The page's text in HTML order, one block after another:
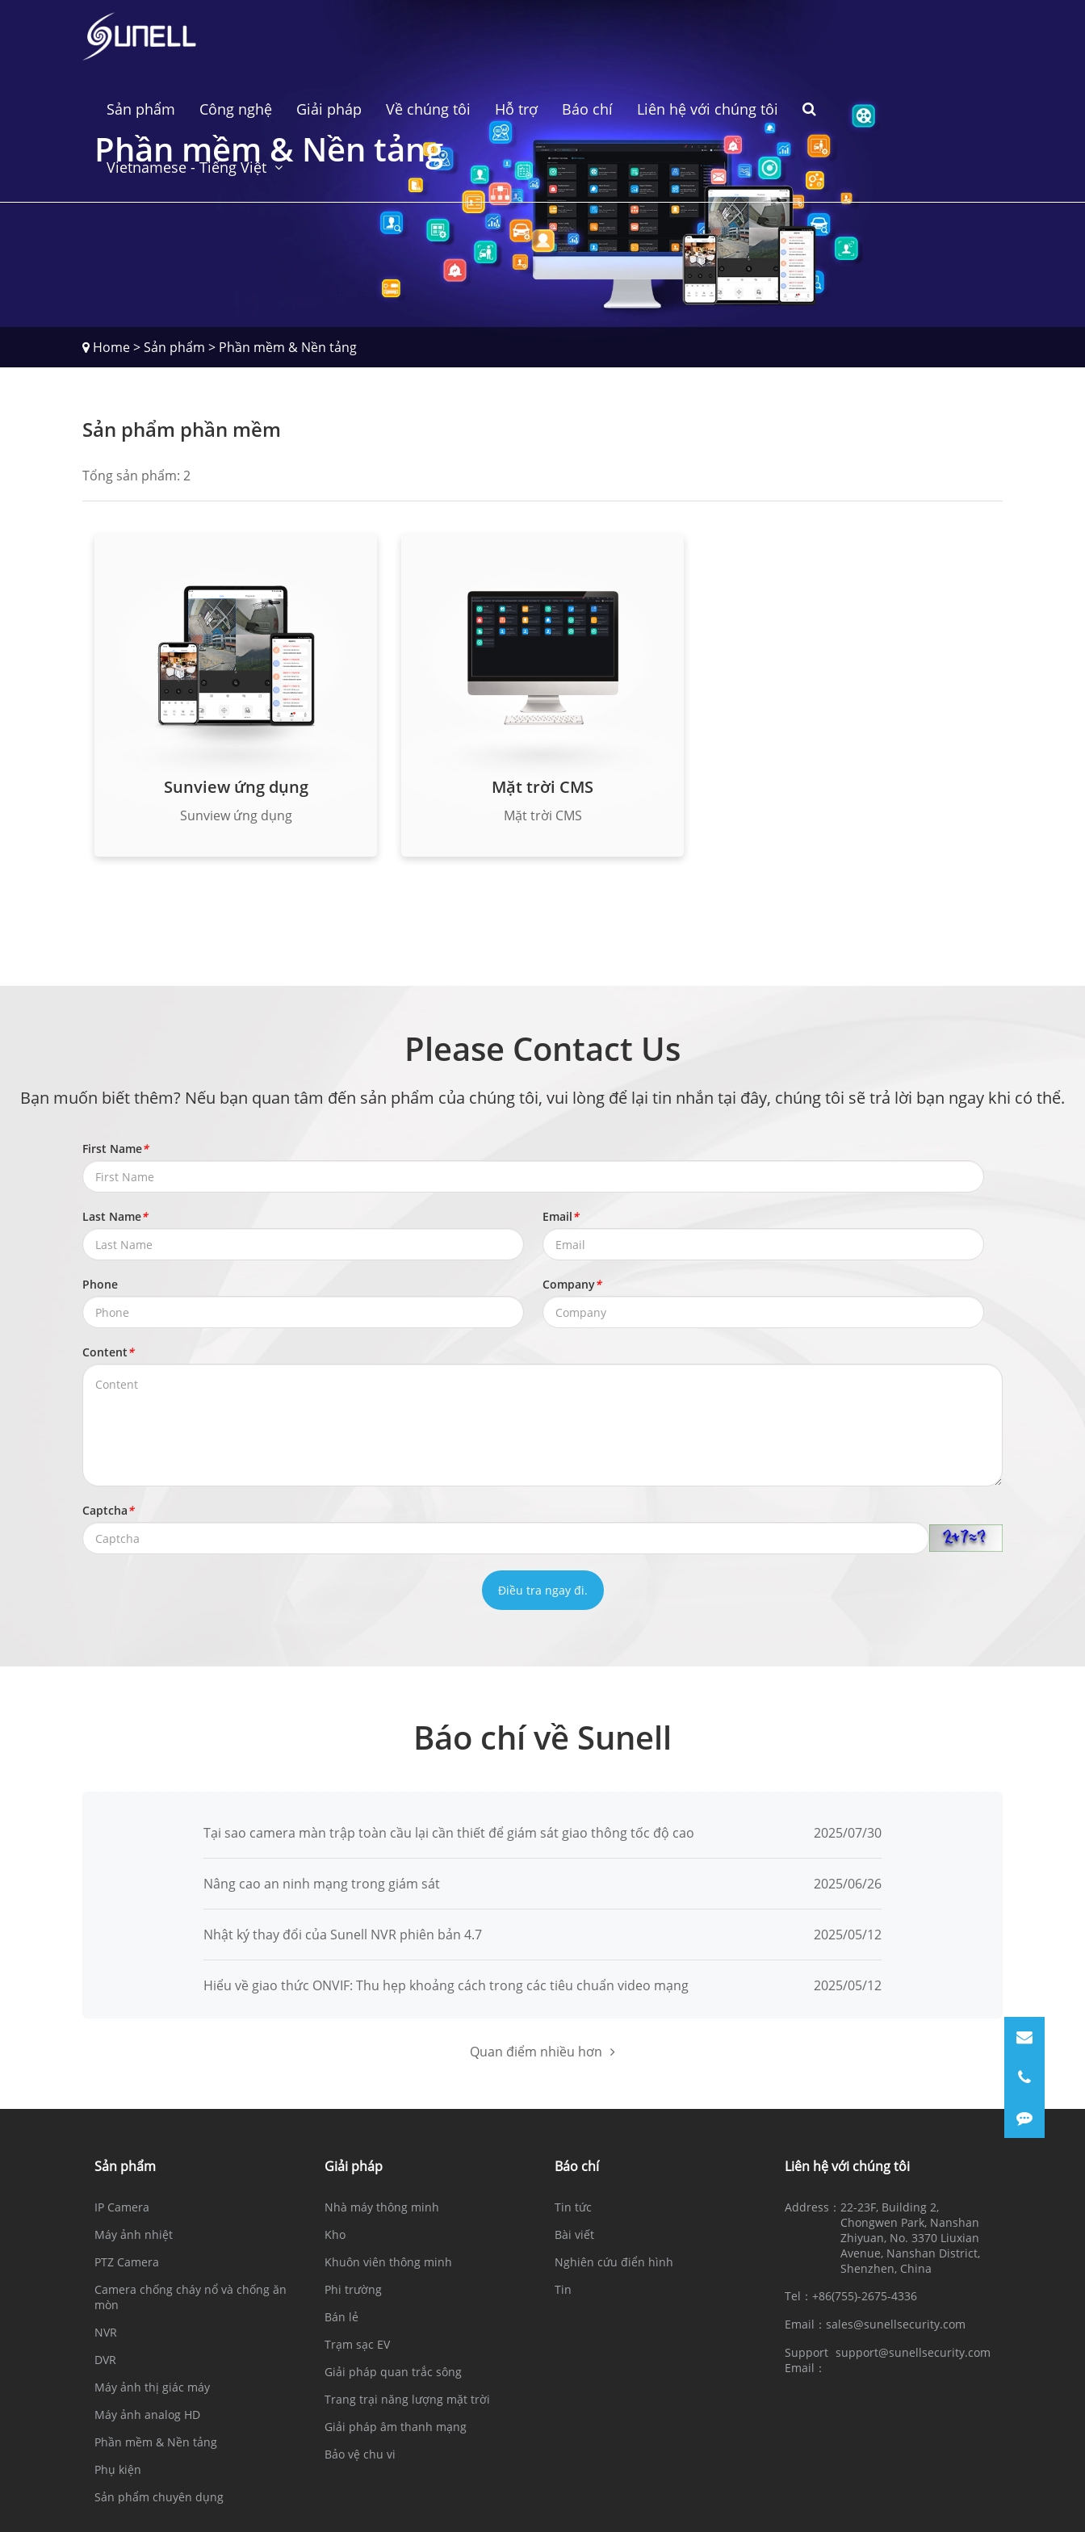
Sản phẩm Công nghệ Giải pháp Về chúng tôi Hỗ trợ Báo chí Liên hệ với chúng tôi
Vietnamese - Tiếng Việt
Home>Sản phẩm > Phần mềm & Nền tảng
Phần mềm & Nền tảng
Sản phẩm phần mềm
Tổng sản phẩm: 2
Sunview ứng dụng
Sunview ứng dụng
Mặt trời CMS
Mặt trời CMS
Please Contact Us
Bạn muốn biết thêm? Nếu bạn quan tâm đến sản phẩm của chúng tôi, vui lòng để lại tin nhắn tại đây, chúng tôi sẽ trả lời bạn ngay khi có thể.
First Name*
Last Name* Email*
Phone Company*
Content*
Captcha*
Điều tra ngay đi.
Báo chí về Sunell
Tại sao camera màn trập toàn cầu lại cần thiết để giám sát giao thông tốc độ cao 2025/07/30
Nâng cao an ninh mạng trong giám sát 2025/06/26
Nhật ký thay đổi của Sunell NVR phiên bản 4.7 2025/05/12
Hiểu về giao thức ONVIF: Thu hẹp khoảng cách trong các tiêu chuẩn video mạng 2025/05/12
Quan điểm nhiều hơn
Sản phẩm
IP Camera
Máy ảnh nhiệt
PTZ Camera
Camera chống cháy nổ và chống ăn
mòn
NVR
DVR
Máy ảnh thị giác máy
Máy ảnh analog HD
Phần mềm & Nền tảng
Phụ kiện
Sản phẩm chuyên dụng
Giải pháp
Nhà máy thông minh
Kho
Khuôn viên thông minh
Phi trường
Bán lẻ
Trạm sạc EV
Giải pháp quan trắc sông
Trang trại năng lượng mặt trời
Giải pháp âm thanh mạng
Bảo vệ chu vi
Báo chí
Tin tức
Bài viết
Nghiên cứu điển hình
Tin
Liên hệ với chúng tôi
Address： 22-23F, Building 2,
Chongwen Park, Nanshan
Zhiyuan, No. 3370 Liuxian
Avenue, Nanshan District,
Shenzhen, China
Tel： +86(755)-2675-4336
Email： sales@sunellsecurity.com
Support
Email：
support@sunellsecurity.com